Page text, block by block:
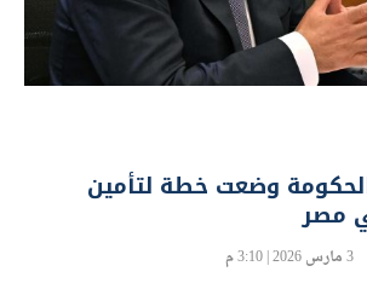
وضعت خطة لتأمين
مصر
3 مارس 2026 | 3:10 م